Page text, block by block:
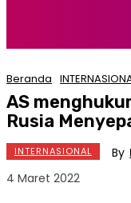
Beranda
AS
Rusia
INTERNASIONAL By
4 Maret 2022